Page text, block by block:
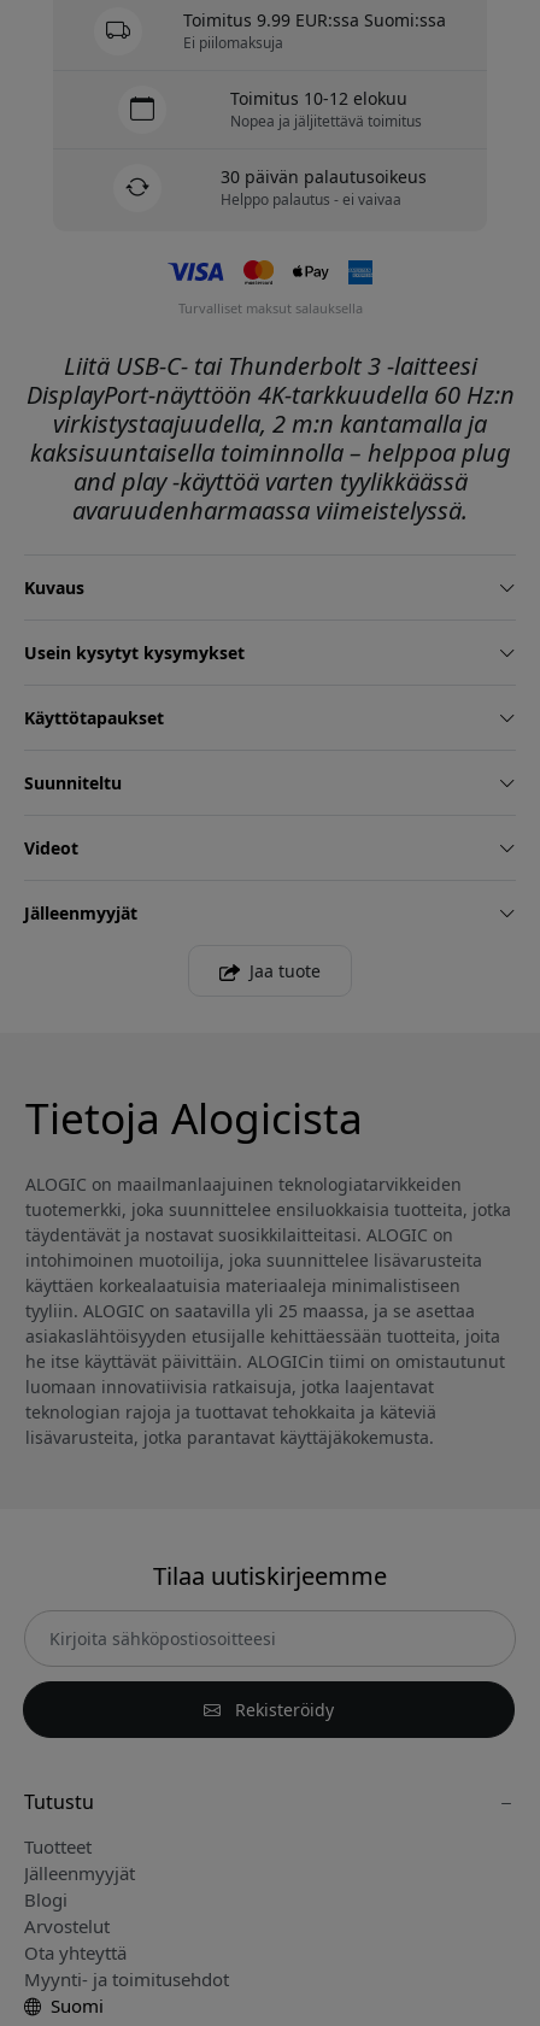
Toimitus 9.99 EUR:ssa Suomi:ssa
Ei piilomaksuja
Toimitus 10-12 elokuu
Nopea ja jäljitettävä toimitus
30 päivän palautusoikeus
Helppo palautus - ei vaivaa
Turvalliset maksut salauksella
Liitä USB-C- tai Thunderbolt 3 -laitteesi
DisplayPort-näyttöön 4K-tarkkuudella 60 Hz:n
virkistystaajuudella, 2 m:n kantamalla ja
kaksisuuntaisella toiminnolla – helppoa plug
and play -käyttöä varten tyylikkäässä
avaruudenharmaassa viimeistelyssä.
Kuvaus
Usein kysytyt kysymykset
Käyttötapaukset
Suunniteltu
Videot
Jälleenmyyjät
Jaa tuote
Tietoja Alogicista
ALOGIC on maailmanlaajuinen teknologiatarvikkeiden
tuotemerkki, joka suunnittelee ensiluokkaisia tuotteita, jotka
täydentävät ja nostavat suosikkilaitteitasi. ALOGIC on
intohimoinen muotoilija, joka suunnittelee lisävarusteita
käyttäen korkealaatuisia materiaaleja minimalistiseen
tyyliin. ALOGIC on saatavilla yli 25 maassa, ja se asettaa
asiakaslähtöisyyden etusijalle kehittäessään tuotteita, joita
he itse käyttävät päivittäin. ALOGICin tiimi on omistautunut
luomaan innovatiivisia ratkaisuja, jotka laajentavat
teknologian rajoja ja tuottavat tehokkaita ja käteviä
lisävarusteita, jotka parantavat käyttäjäkokemusta.
Tilaa uutiskirjeemme
Rekisteröidy
Tutustu
Tuotteet
Jälleenmyyjät
Blogi
Arvostelut
Ota yhteyttä
Myynti- ja toimitusehdot
Suomi